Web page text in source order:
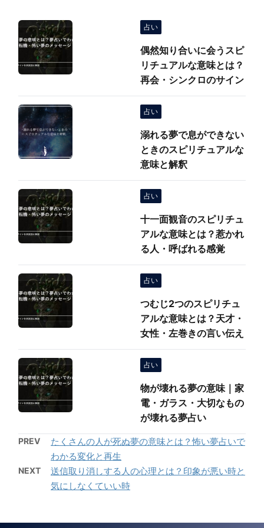
占い
偶然知り合いに会うスピ
リチュアルな意味とは？
再会・シンクロのサイン
占い
溺れる夢で息ができない
ときのスピリチュアルな
意味と解釈
占い
十一面観音のスピリチュ
アルな意味とは？惹かれ
る人・呼ばれる感覚
占い
つむじ2つのスピリチュ
アルな意味とは？天才・
女性・左巻きの言い伝え
占い
物が壊れる夢の意味｜家
電・ガラス・大切なもの
が壊れる夢占い
PREV
たくさんの人が死ぬ夢の意味とは？怖い夢占いで
わかる変化と再生
NEXT
送信取り消しする人の心理とは？印象が悪い時と
気にしなくていい時